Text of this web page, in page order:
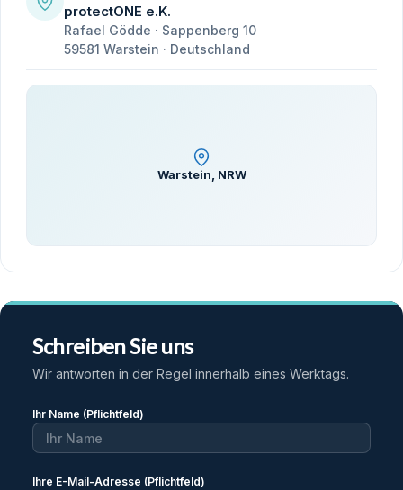
protectONE e.K.
Rafael Gödde · Sappenberg 10
59581 Warstein · Deutschland
Warstein, NRW
Schreiben Sie uns
Wir antworten in der Regel innerhalb eines Werktags.
Ihr Name (Pflichtfeld)
Ihre E-Mail-Adresse (Pflichtfeld)